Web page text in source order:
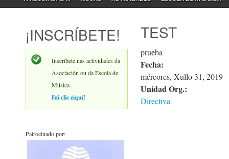
¡INSCRÍBETE!
Inscríbete nas actividades da
Asociación ou da Escola de
Música.
Fai clic eiquí!
Patrocinado por:
TEST
prueba
Fecha:
mércores, Xullo 31, 2019
Unidad Org.:
Directiva